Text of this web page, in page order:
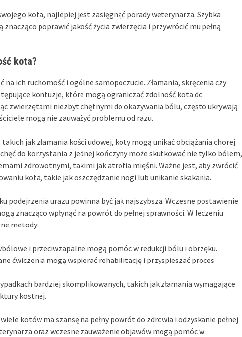
kota, najlepiej jest zasięgnąć porady weterynarza. Szybka
poprawić jakość życia zwierzęcia i przywrócić mu pełną
kota?
na ich ruchomość i ogólne samopoczucie. Złamania, skręcenia czy
kontuzje, które mogą ograniczać zdolność kota do
zwierzętami niezbyt chętnymi do okazywania bólu, często ukrywają
mogą nie zauważyć problemu od razu.
jak złamania kości udowej, koty mogą unikać obciążania chorej
do korzystania z jednej kończyny może skutkować nie tylko bólem,
zdrowotnymi, takimi jak atrofia mięśni. Ważne jest, aby zwrócić
kota, takie jak oszczędzanie nogi lub unikanie skakania.
podejrzenia urazu powinna być jak najszybsza. Wczesne postawienie
znacząco wpłynąć na powrót do pełnej sprawności. W leczeniu
metody:
i przeciwzapalne mogą pomóc w redukcji bólu i obrzęku.
ćwiczenia mogą wspierać rehabilitację i przyspieszać proces
bardziej skomplikowanych, takich jak złamania wymagające
kostnej.
kotów ma szansę na pełny powrót do zdrowia i odzyskanie pełnej
oraz wczesne zauważenie objawów mogą pomóc w